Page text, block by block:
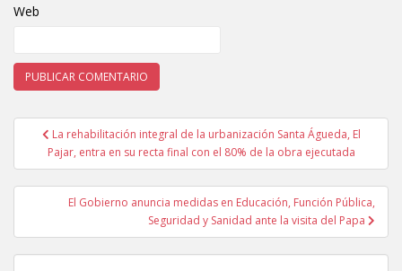
Web
Navegación de entradas
La rehabilitación integral de la urbanización Santa Águeda, El
Pajar, entra en su recta final con el 80% de la obra ejecutada
El Gobierno anuncia medidas en Educación, Función Pública,
Seguridad y Sanidad ante la visita del Papa